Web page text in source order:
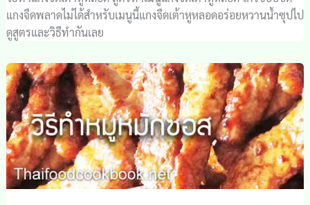
แกงจืดพลาดไม่ได้สำหรับเมนูนี้แกงจืดเต้าหูหลอดอร่อยหวานน้ำซุปไป
ดูสูตรและวิธีทำกันเลย